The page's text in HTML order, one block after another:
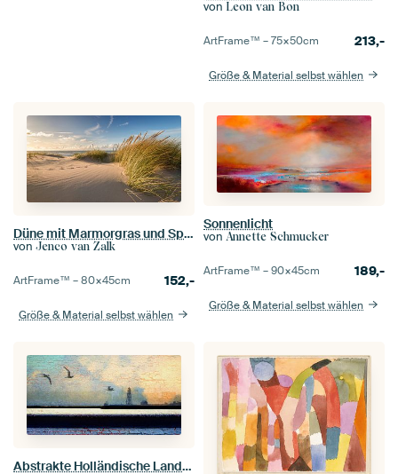
von Leon van Bon
ArtFrame™ –75×50cm 213,-
Größe & Material selbst wählen
Düne mit Marmorgras und Spuren von Vögeln
von Jenco van Zalk
ArtFrame™ –80×45cm 152,-
Größe & Material selbst wählen
Sonnenlicht
von Annette Schmucker
ArtFrame™ –90×45cm 189,-
Größe & Material selbst wählen
Abstrakte Holländische Landschaft